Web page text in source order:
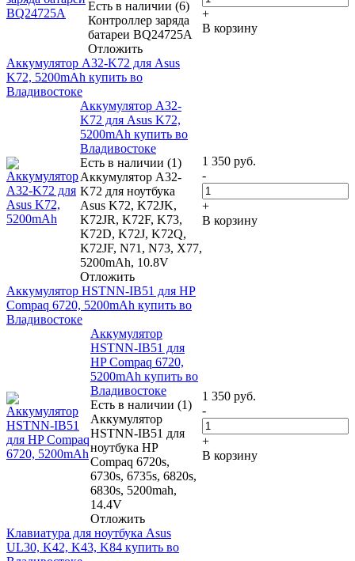
Есть в наличии (6)
Контроллер заряда
батареи BQ24725A
Отложить
+
В корзину
Аккумулятор A32-K72 для Asus
K72, 5200mAh купить во
Владивостоке
Аккумулятор A32-
K72 для Asus K72,
5200mAh купить во
Владивостоке
Есть в наличии (1)
Аккумулятор A32-
K72 для ноутбука
Asus K72, K72JK,
K72JR, K72F, K73,
K72D, K72J, K72Q,
K72JF, N71, N73, X77,
5200mAh, 10.8V
Отложить
1 350 руб.
-
+
В корзину
Аккумулятор HSTNN-IB51 для HP
Compaq 6720, 5200mAh купить во
Владивостоке
Аккумулятор
HSTNN-IB51 для
HP Compaq 6720,
5200mAh купить во
Владивостоке
Есть в наличии (1)
Аккумулятор
HSTNN-IB51 для
ноутбука HP
Compaq 6720s,
6730s, 6735s, 6820s,
6830s, 5200mah,
14.4V
Отложить
1 350 руб.
-
+
В корзину
Клавиатура для ноутбука Asus
UL30, K42, K43, K84 купить во